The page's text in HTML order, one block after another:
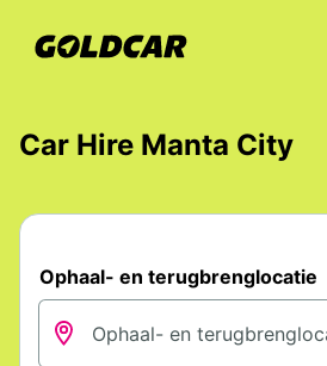
Car Hire Manta City
Ophaal- en terugbrenglocatie